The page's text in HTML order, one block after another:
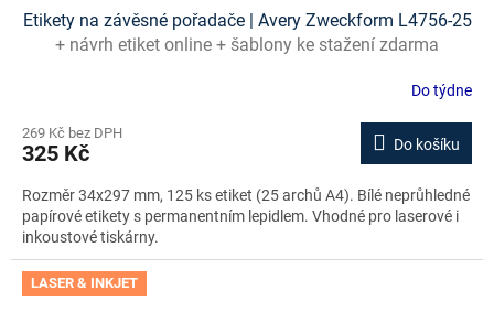
Etikety na závěsné pořadače | Avery Zweckform L4756-25
+ návrh etiket online + šablony ke stažení zdarma
Do týdne
269 Kč bez DPH
325 Kč Do košíku
Rozměr 34x297 mm, 125 ks etiket (25 archů A4). Bílé neprůhledné
papírové etikety s permanentním lepidlem. Vhodné pro laserové i
inkoustové tiskárny.
LASER & INKJET